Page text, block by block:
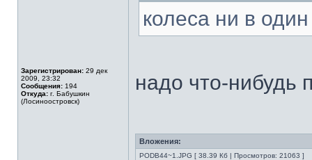
Зарегистрирован: 29 дек
2009, 23:32
Сообщения: 194
Откуда: г. Бабушкин
(Лосиноостровск)
колеса ни в
надо что-нибудь
Вложения:
PODB44~1.JPG [ 38.39 Кб | Просмотров: 21063 ]